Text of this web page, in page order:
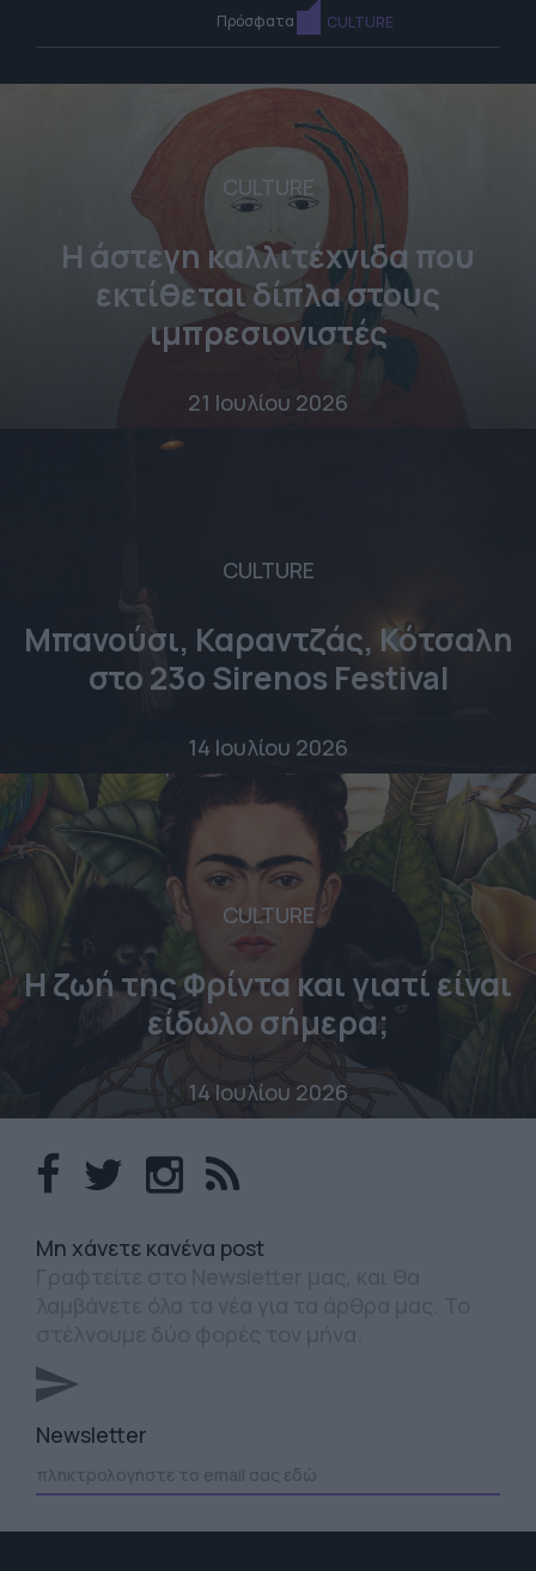
Πρόσφατα CULTURE
CULTURE
Η άστεγη καλλιτέχνιδα που
εκτίθεται δίπλα στους
ιμπρεσιονιστές
21 Ιουλίου 2026
CULTURE
Μπανούσι, Καραντζάς, Κότσαλη
στο 23o Sirenos Festival
14 Ιουλίου 2026
CULTURE
Η ζωή της Φρίντα και γιατί είναι
είδωλο σήμερα;
14 Ιουλίου 2026
Mη χάνετε κανένα post
Newsletter